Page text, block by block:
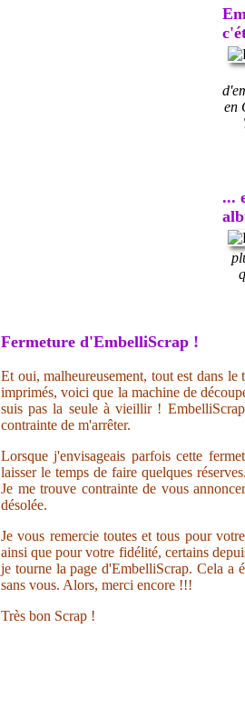
en
...
Fermeture d'EmbelliScrap !
Et oui, malheureusement, tout est dans
imprimés, voici que la machine de
suis pas la seule à vieillir !
contrainte de m'arrêter.
Lorsque j'envisageais parfois cette
laisser le temps de faire quelques
Je me trouve contrainte de vous
désolée.
Je vous remercie toutes et tous pour
ainsi que pour votre fidélité, certains
je tourne la page d'EmbelliScrap. Cela a
sans vous. Alors, merci encore !!!
Très bon Scrap !